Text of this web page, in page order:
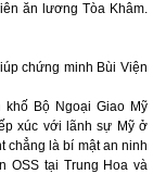
ăn lương Tòa Khâm.
chứng minh Bùi Viện
Bộ Ngoại Giao Mỹ
xúc với lãnh sự Mỹ ở
chẳng là bí mật an ninh
OSS tại Trung Hoa và